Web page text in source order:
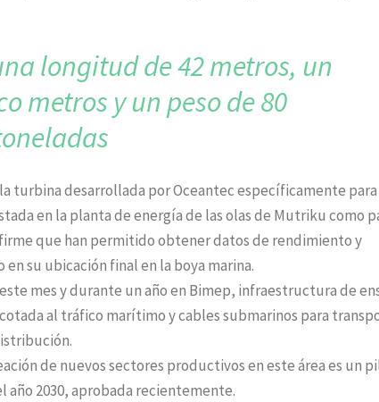
longitudde 42 metros, un
metros y un peso de 80
turbina desarrollada por Oceantec específicamente
en la planta de energía de las olas de Mutriku como
que han permitido obtener datos de rendimiento y
su ubicación final en la boya marina.
mes y durante un año en Bimep, infraestructura de
al tráfico marítimo y cables submarinos para
de nuevos sectores productivos en este área es un
año 2030, aprobada recientemente.